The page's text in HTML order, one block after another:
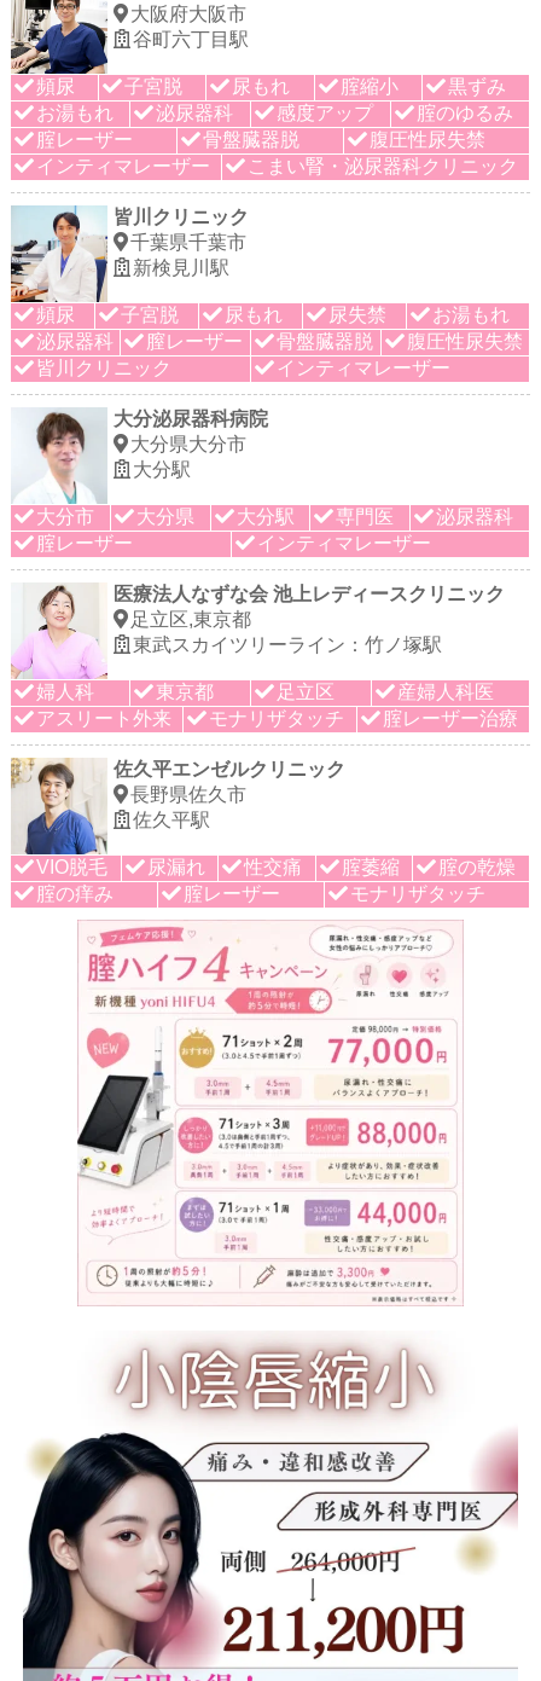
大阪府大阪市
谷町六丁目駅
頻尿 子宮脱 尿もれ 腟縮小
黒ずみ
お湯もれ
泌尿器科 感度アップ
腟のゆるみ
腟レーザー
骨盤臓器脱
腹圧性尿失禁
インティマレーザー
こまい腎・泌尿器科クリニック
皆川クリニック
千葉県千葉市
新検見川駅
頻尿 子宮脱 尿もれ 尿失禁
お湯もれ
泌尿器科
膣レーザー 骨盤臓器脱
腹圧性尿失禁
皆川クリニック
インティマレーザー
大分泌尿器科病院
大分県大分市
大分駅
大分市 大分県 大分駅 専門医
泌尿器科
腟レーザー
インティマレーザー
医療法人なずな会 池上レディースクリニック
足立区,東京都
東武スカイツリーライン：竹ノ塚駅
婦人科 東京都 足立区
産婦人科医
アスリート外来
モナリザタッチ 腟レーザー治療
佐久平エンゼルクリニック
長野県佐久市
佐久平駅
VIO脱毛 尿漏れ 性交痛 腟萎縮
腟の乾燥
腟の痒み
腟レーザー モナリザタッチ